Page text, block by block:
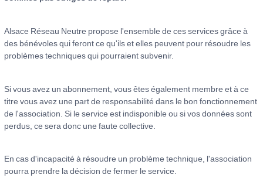
Alsace Réseau Neutre propose l'ensemble de ces services grâce à
des bénévoles qui feront ce qu'ils et elles peuvent pour résoudre les
problèmes techniques qui pourraient subvenir.
Si vous avez un abonnement, vous êtes également membre et à ce
titre vous avez une part de responsabilité dans le bon fonctionnement
de l'association. Si le service est indisponible ou si vos données sont
perdus, ce sera donc une faute collective.
En cas d'incapacité à résoudre un problème technique, l'association
pourra prendre la décision de fermer le service.